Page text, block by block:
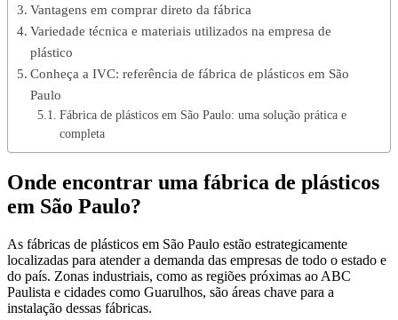
Vantagens em comprar direto da fábrica
Variedade técnica e materiais utilizados na empresa de
plástico
Conheça a IVC: referência de fábrica de plásticos em São
Paulo
Fábrica de plásticos em São Paulo: uma solução prática e
completa
Onde encontrar uma fábrica de plásticos
em São Paulo?
As fábricas de plásticos em São Paulo estão estrategicamente
localizadas para atender a demanda das empresas de todo o estado e
do país. Zonas industriais, como as regiões próximas ao ABC
Paulista e cidades como Guarulhos, são áreas chave para a
instalação dessas fábricas.